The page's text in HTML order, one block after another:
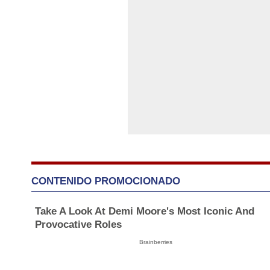
CONTENIDO PROMOCIONADO
Take A Look At Demi Moore's Most Iconic And
Provocative Roles
Brainberries